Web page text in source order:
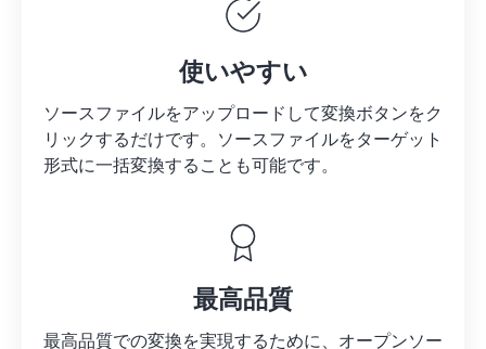
使いやすい
ソースファイルをアップロードして変換ボタンをク
リックするだけです。 ソースファイルをターゲット
形式に一括変換することも可能です。
最高品質
最高品質での変換を実現するために、オープンソー